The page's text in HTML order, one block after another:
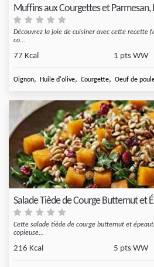
Muffins aux Courgettes et Parmesan,
Découvrez la joie de cuisiner avec cette recette
co...
77 Kcal 1 pts WW
Oignon, Huile d'olive, Courgette, Oeuf de
Salade Tiède de Courge Butternut et
Cette salade tiède de courge butternut et
copieuse...
216 Kcal 5 pts WW